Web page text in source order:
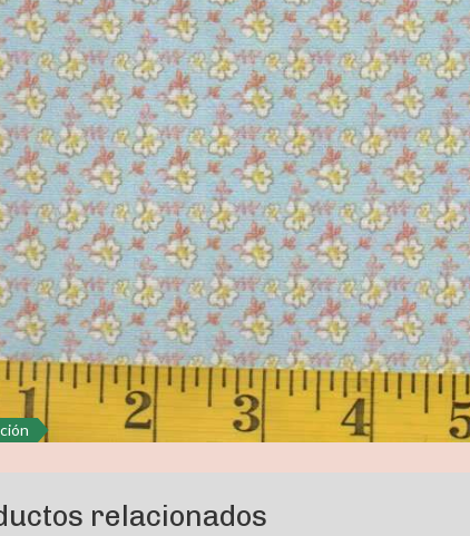
relacionados